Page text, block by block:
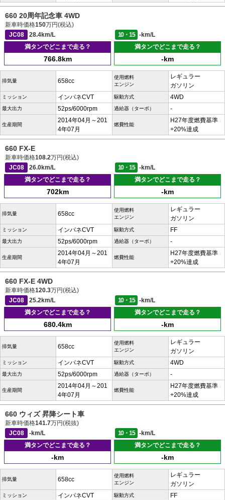
660 20周年記念車 4WD
新車時価格150万円(税込)
JC08
28.4km/L 10・15
-km/L
満タンでどこまで走る？
766.8km
満タンでどこまで走る？
-km
排気量 658cc
使用燃料
エンジン
レギュラー
ガソリン
ミッション インパネCVT 駆動方式 4WD
最大出力 52ps/6000rpm 過給器（ターボ） -
生産期間
2014年04月～201
4年07月
燃費性能
H27年度燃費基準
+20%達成
660 FX-E
新車時価格108.2万円(税込)
JC08
26.0km/L 10・15
-km/L
満タンでどこまで走る？
702km
満タンでどこまで走る？
-km
排気量 658cc
使用燃料
エンジン
レギュラー
ガソリン
ミッション インパネCVT 駆動方式 FF
最大出力 52ps/6000rpm 過給器（ターボ） -
生産期間
2014年04月～201
4年07月
燃費性能
H27年度燃費基準
+20%達成
660 FX-E 4WD
新車時価格120.3万円(税込)
JC08
25.2km/L 10・15
-km/L
満タンでどこまで走る？
680.4km
満タンでどこまで走る？
-km
排気量 658cc
使用燃料
エンジン
レギュラー
ガソリン
ミッション インパネCVT 駆動方式 4WD
最大出力 52ps/6000rpm 過給器（ターボ） -
生産期間
2014年04月～201
4年07月
燃費性能
H27年度燃費基準
+20%達成
660 ウィズ 昇降シート車
新車時価格141.7万円(税抜)
JC08
-km/L 10・15
-km/L
満タンでどこまで走る？
-km
満タンでどこまで走る？
-km
排気量 658cc
使用燃料
エンジン
レギュラー
ガソリン
ミッション インパネCVT 駆動方式 FF